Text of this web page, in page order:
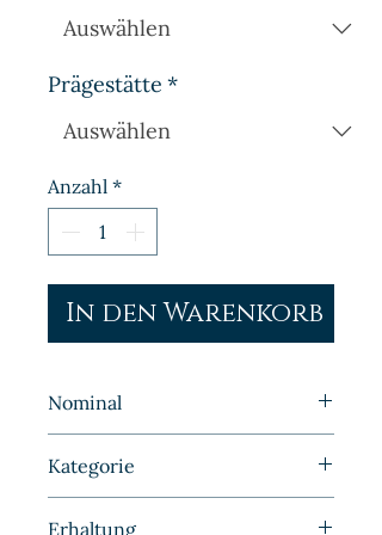
Prägestätte *
Anzahl *
In den Warenkorb
Nominal
Kategorie
Erhaltung